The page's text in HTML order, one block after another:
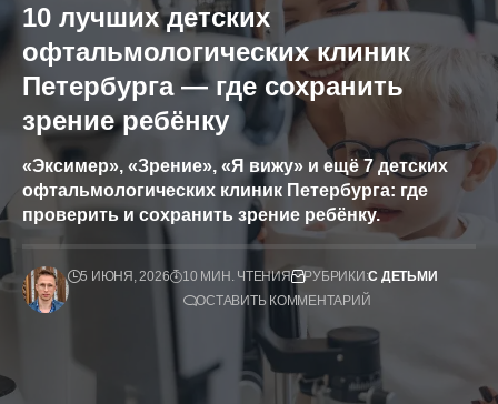
10 лучших детских
офтальмологических клиник
Петербурга — где сохранить
зрение ребёнку
«Эксимер», «Зрение», «Я вижу» и ещё 7 детских
офтальмологических клиник Петербурга: где
проверить и сохранить зрение ребёнку.
5 ИЮНЯ, 2026 10 МИН. ЧТЕНИЯ РУБРИКИ:С ДЕТЬМИ
ОСТАВИТЬ КОММЕНТАРИЙ